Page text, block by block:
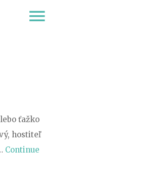
menu
ťažko
hostiteľ
Continue